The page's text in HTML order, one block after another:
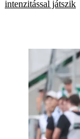
intenzitással játszik